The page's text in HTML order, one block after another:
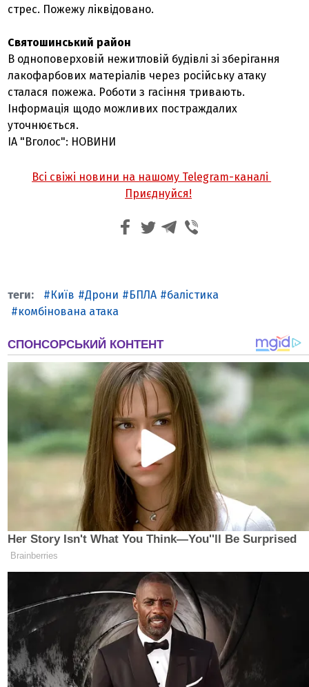
стрес. Пожежу ліквідовано.
Святошинський район
В одноповерховій нежитловій будівлі зі зберігання
лакофарбових матеріалів через російську атаку
сталася пожежа. Роботи з гасіння тривають.
Інформація щодо можливих постраждалих
уточнюється.
ІА "Вголос": НОВИНИ
Всі свіжі новини на нашому Telegram-каналі
Приєднуйся!
Київ Дрони БПЛА
балістика
комбінована атака